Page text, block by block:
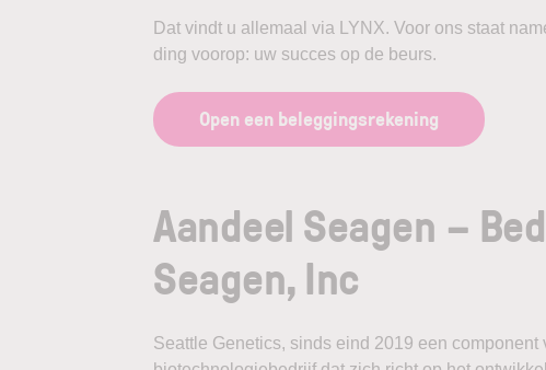
Dat vindt u allemaal via LYNX. Voor ons staat
ding voorop: uw succes op de beurs.
Open een beleggingsrekening
Aandeel Seagen –
Seagen, Inc
Seattle Genetics, sinds eind 2019 een